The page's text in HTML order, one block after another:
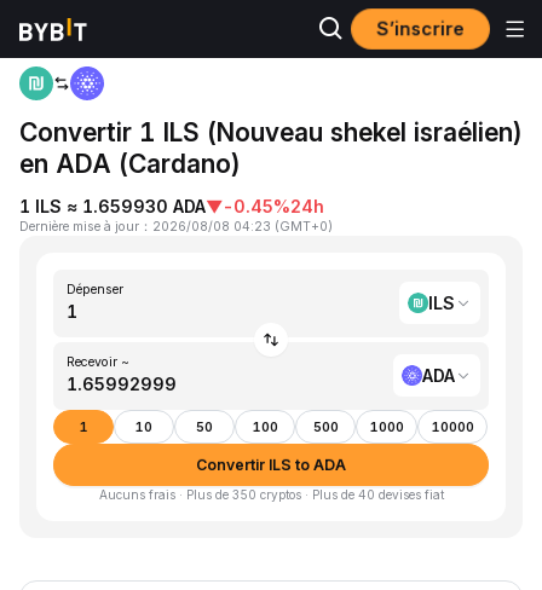
S’inscrire
Accueil
Convertir 1 ILS (Nouveau shekel israélien)
en ADA (Cardano)
1 ILS ≈ 1.659930 ADA▼-0.45%24h
Dernière mise à jour ： 2026/08/08 04:23 (GMT+0)
Dépenser
ILS
Recevoir ~
ADA
1 10 50 100 500 1000 10000
Convertir ILS to ADA
Aucuns frais · Plus de 350 cryptos · Plus de 40 devises fiat